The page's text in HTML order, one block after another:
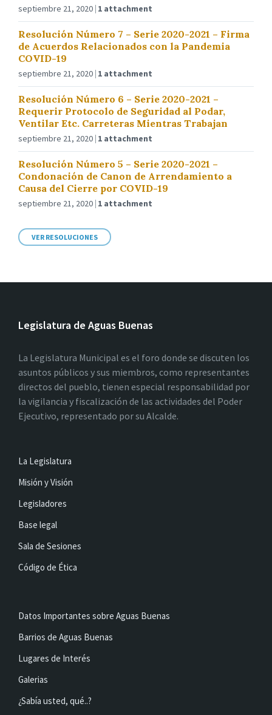
septiembre 21, 2020 1 attachment
Resolución Número 7 – Serie 2020-2021 – Firma
de Acuerdos Relacionados con la Pandemia
COVID-19
septiembre 21, 2020 1 attachment
Resolución Número 6 – Serie 2020-2021 –
Requerir Protocolo de Seguridad al Podar,
Ventilar Etc. Carreteras Mientras Trabajan
septiembre 21, 2020 1 attachment
Resolución Número 5 – Serie 2020-2021 –
Condonación de Canon de Arrendamiento a
Causa del Cierre por COVID-19
septiembre 21, 2020 1 attachment
VER RESOLUCIONES
Legislatura de Aguas Buenas
La Legislatura Municipal es el foro donde se discuten los
asuntos públicos y sus miembros, como representantes
directos del pueblo, tienen especial responsabilidad por
la vigilancia y fiscalización de las actividades del Poder
Ejecutivo, representado por su Alcalde.
La Legislatura
Misión y Visión
Legisladores
Base legal
Sala de Sesiones
Código de Ética
Datos Importantes sobre Aguas Buenas
Barrios de Aguas Buenas
Lugares de Interés
Galerias
¿Sabía usted, qué..?